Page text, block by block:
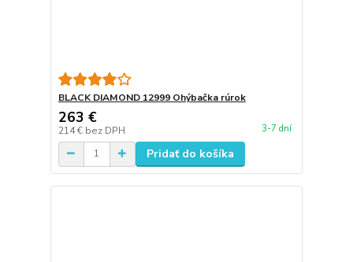
BLACK DIAMOND 12999 Ohýbačka rúrok
263 €
214 € bez DPH 3-7 dní
Pridať do košíka